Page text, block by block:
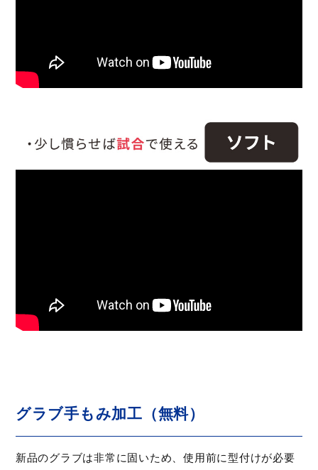
グラブ手もみ加工（無料）
新品のグラブは非常に固いため、使用前に型付けが必要